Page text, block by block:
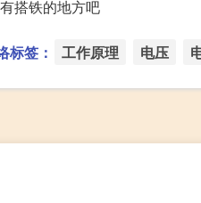
搭铁的地方吧
标签： 工作原理 电压